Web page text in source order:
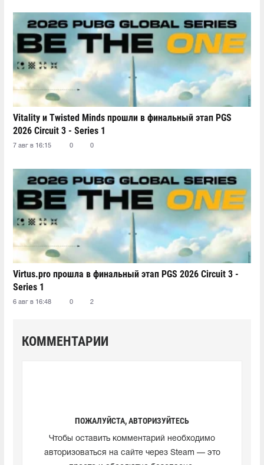
Vitality и Twisted Minds прошли в финальный этап PGS
2026 Circuit 3 - Series 1
7 авг в 16:15 0 0
Virtus.pro прошла в финальный этап PGS 2026 Circuit 3 -
Series 1
6 авг в 16:48 0 2
КОММЕНТАРИИ
ПОЖАЛУЙСТА, АВТОРИЗУЙТЕСЬ
Чтобы оставить комментарий необходимо
авторизоваться на сайте через Steam — это